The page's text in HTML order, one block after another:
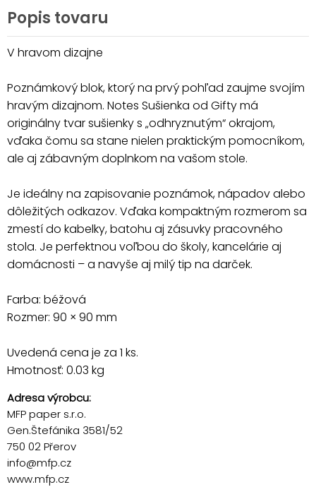
Popis tovaru
V hravom dizajne
Poznámkový blok, ktorý na prvý pohľad zaujme svojím
hravým dizajnom. Notes Sušienka od Gifty má
originálny tvar sušienky s „odhryznutým“ okrajom,
vďaka čomu sa stane nielen praktickým pomocníkom,
ale aj zábavným doplnkom na vašom stole.
Je ideálny na zapisovanie poznámok, nápadov alebo
dôležitých odkazov. Vďaka kompaktným rozmerom sa
zmestí do kabelky, batohu aj zásuvky pracovného
stola. Je perfektnou voľbou do školy, kancelárie aj
domácnosti – a navyše aj milý tip na darček.
Farba: béžová
Rozmer: 90 × 90 mm
Uvedená cena je za 1 ks.
Hmotnosť: 0.03 kg
Adresa výrobcu:
MFP paper s.r.o.
Gen.Štefánika 3581/52
750 02 Přerov
info@mfp.cz
www.mfp.cz